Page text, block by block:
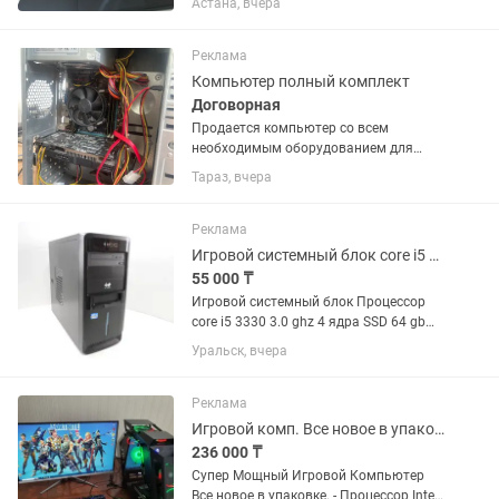
Последние два года практически не
стационарный ПК. Ноутбук полностью
обслужен,...
Астана, вчера
Реклама
Компьютер полный комплект
Договорная
Продается компьютер со всем
необходимым оборудованием для
него. Характеристики компьютера: I5-
2320 CPU 3.00GHz NVIDIA GeForce GTX
Монитор обычный на 60гц Урезанная...
Тараз, вчера
Реклама
Игровой системный блок core i5 3470
55 000 ₸
Игровой системный блок Процессор
core i5 3330 3.0 ghz 4 ядра SSD 64 gb
Оперативная память 8 Гб Жесткий
диск 500 гб Видеокарта GT 630 2 gb
итд
Уральск, вчера
Реклама
Игровой комп. Все новое в упаковке.i5/RX570/12Gb/27монитор120Hz
236 000 ₸
Супер Мощный Игровой Компьютер
Все новое в упаковке. - Процессор Intel